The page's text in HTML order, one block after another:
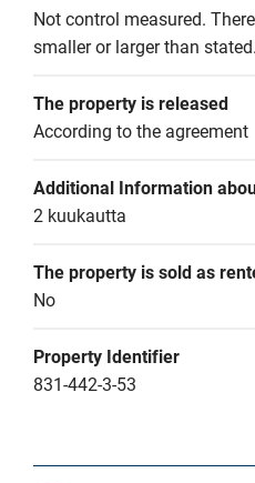
Not control measured.
smaller or larger than stated.
The property is released
According to the agreement
Additional Information
2 kuukautta
The property is sold as
No
Property Identifier
831-442-3-53